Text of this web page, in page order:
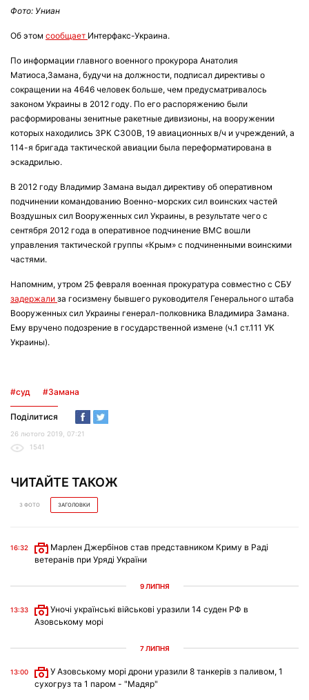
Фото: Униан
Об этом сообщает Интерфакс-Украина.
По информации главного военного прокурора Анатолия
Матиоса,Замана, будучи на должности, подписал директивы о
сокращении на 4646 человек больше, чем предусматривалось
законом Украины в 2012 году. По его распоряжению были
расформированы зенитные ракетные дивизионы, на вооружении
которых находились ЗРК С300В, 19 авиационных в/ч и учреждений, а
114-я бригада тактической авиации была переформатирована в
эскадрилью.
В 2012 году Владимир Замана выдал директиву об оперативном
подчинении командованию Военно-морских сил воинских частей
Воздушных сил Вооруженных сил Украины, в результате чего с
сентября 2012 года в оперативное подчинение ВМС вошли
управления тактической группы «Крым» с подчиненными воинскими
частями.
Напомним, утром 25 февраля военная прокуратура совместно с СБУ
задержали за госизмену бывшего руководителя Генерального штаба
Вооруженных сил Украины генерал-полковника Владимира Замана.
Ему вручено подозрение в государственной измене (ч.1 ст.111 УК
Украины).
#суд #Замана
Поділитися
26 лютого 2019, 07:21
1541
ЧИТАЙТЕ ТАКОЖ
З ФОТО ЗАГОЛОВКИ
16:32
Марлен Джербінов став представником Криму в Раді
ветеранів при Уряді України
9 ЛИПНЯ
13:33
Уночі українські військові уразили 14 суден РФ в
Азовському морі
7 ЛИПНЯ
13:00
У Азовському морі дрони уразили 8 танкерів з паливом, 1
сухогруз та 1 паром - "Мадяр"